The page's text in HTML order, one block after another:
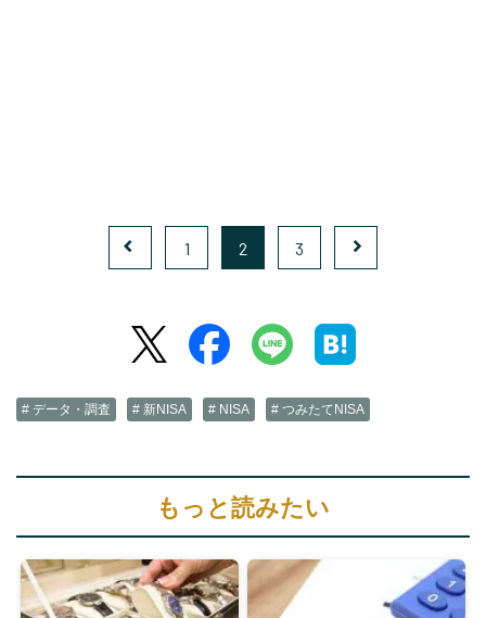
1 2 3
# データ・調査 # 新NISA # NISA # つみたてNISA
もっと読みたい